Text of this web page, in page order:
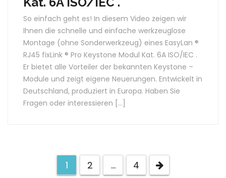
So einfach geht es! In diesem Video zeigen wir
Ihnen die schnelle und einfache werkzeuglose
Montage (ohne Sonderwerkzeug) eines EasyLan ®
RJ45 fixLink ® Pro Keystone Modul Kat. 6A ISO/IEC .
Er bietet alle Vorteiler der bekannten Keystone –
Module und zeigt eigene Neuerungen. Entwickelt in
Deutschland, produziert in Europa. Haben Sie
Fragen oder interessieren […]
1 2 … 4